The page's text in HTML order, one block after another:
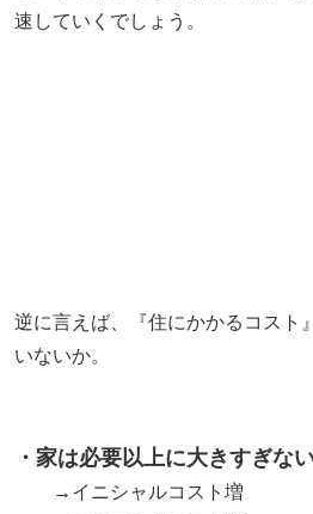
速していくでしょう。
逆に言えば、『住にかかるコスト
いないか。
・家は必要以上に大きすぎな
→イニシャルコスト増